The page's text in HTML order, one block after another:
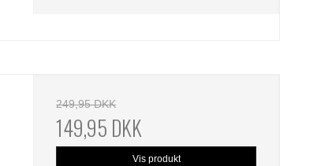
249,95 DKK
149,95 DKK
Vis produkt